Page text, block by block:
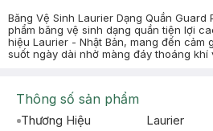
Băng Vệ Sinh Laurier Dạng Quần Guard
phẩm băng vệ sinh dạng quần tiện lợi
hiệu Laurier - Nhật Bản, mang đến cảm
suốt ngày dài nhờ màng đáy thoáng khí
Thông số sản phẩm
Thương Hiệu
Laurier